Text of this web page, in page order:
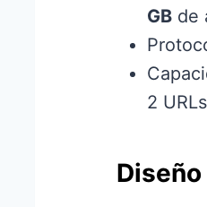
GB de
2